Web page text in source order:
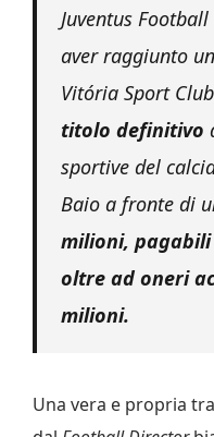
Juventus
aver raggiunto
Vitória Sport
titolo definitivo
sportive del
Baio a fronte di
milioni,
oltre ad oneri
milioni.
Una vera e propria